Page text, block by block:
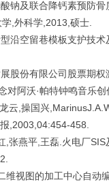
钠及联合降钙素预防
,外科学,2013,硕士.
沿空留巷模板支护技
股份有限公司股票期
对阿沃·帕特钟鸣音乐
云,操国兴
,2003,04:454-458.
,张燕平,王磊.火电厂
维视图的加工中心自动